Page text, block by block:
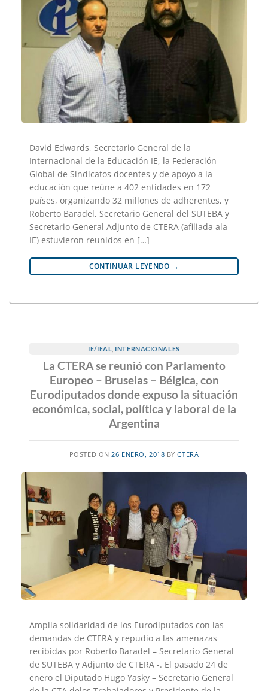
David Edwards, Secretario General de la
Internacional de la Educación IE, la Federación
Global de Sindicatos docentes y de apoyo a la
educación que reúne a 402 entidades en 172
países, organizando 32 millones de adherentes, y
Roberto Baradel, Secretario General del SUTEBA y
Secretario General Adjunto de CTERA (afiliada ala
IE) estuvieron reunidos en […]
CONTINUAR LEYENDO →
IE/IEAL INTERNACIONALES
La CTERA se reunió con Parlamento
Europeo – Bruselas – Bélgica, con
Eurodiputados donde expuso la situación
económica, social, política y laboral de la
Argentina
POSTED ON 26 ENERO, 2018 BYCTERA
Amplia solidaridad de los Eurodiputados con las
demandas de CTERA y repudio a las amenazas
recibidas por Roberto Baradel – Secretario General
de SUTEBA y Adjunto de CTERA -. El pasado 24 de
enero el Diputado Hugo Yasky – Secretario General